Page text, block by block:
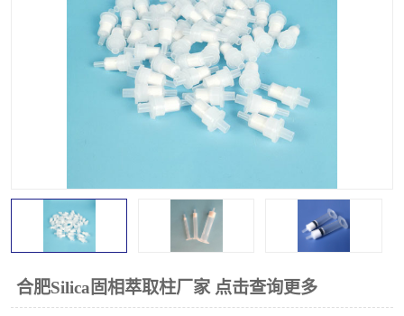
合肥Silica固相萃取柱厂家 点击查询更多
ELISA试剂盒 过滤器/滤膜
多功能净化柱 SPE配件
96孔板